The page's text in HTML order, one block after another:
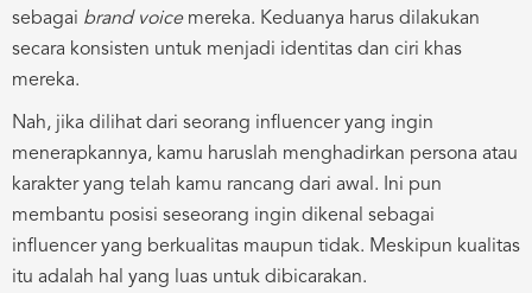
sebagai brand voicemereka. Keduanya harus dilakukan
secara konsisten untuk menjadi identitas dan ciri khas
mereka.
Nah, jika dilihat dari seorang influencer yang ingin
menerapkannya, kamu haruslah menghadirkan persona atau
karakter yang telah kamu rancang dari awal. Ini pun
membantu posisi seseorang ingin dikenal sebagai
influencer yang berkualitas maupun tidak. Meskipun kualitas
itu adalah hal yang luas untuk dibicarakan.